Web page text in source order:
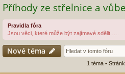
ka
zy
Příhody ze střelnice a
Pravidla fóra
Jsou věci, které může být zajímavé sdělit ….
Nové téma
1 téma •